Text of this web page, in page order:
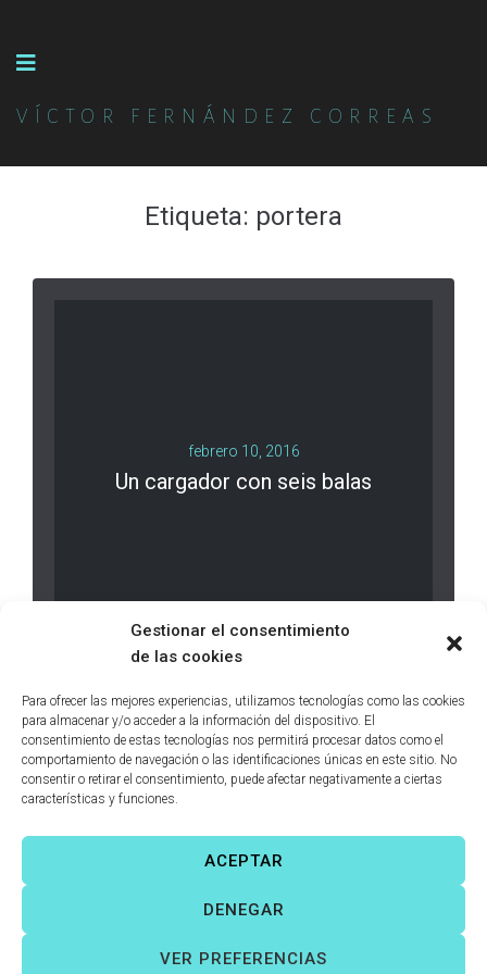
Gestionar el consentimiento
de las cookies
Para ofrecer las mejores experiencias, utilizamos tecnologías como las cookies
para almacenar y/o acceder a la información del dispositivo. El
consentimiento de estas tecnologías nos permitirá procesar datos como el
comportamiento de navegación o las identificaciones únicas en este sitio. No
consentir o retirar el consentimiento, puede afectar negativamente a ciertas
características y funciones.
ACEPTAR
DENEGAR
VER PREFERENCIAS
VÍCTOR FERNÁNDEZ CORREAS
Etiqueta: portera
febrero 10, 2016
Un cargador con seis balas
Víctor Fernández Correas
Todos los derechos reservados. |
|Política de cookies